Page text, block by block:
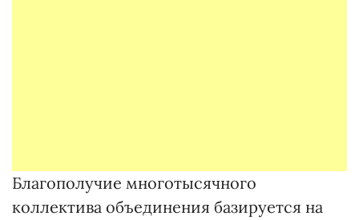
Благополучие многотысячного
коллектива объединения базируется на